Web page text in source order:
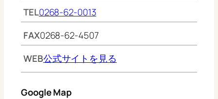
TEL0268-62-0013
FAX0268-62-4507
WEB公式サイトを見る
Google Map